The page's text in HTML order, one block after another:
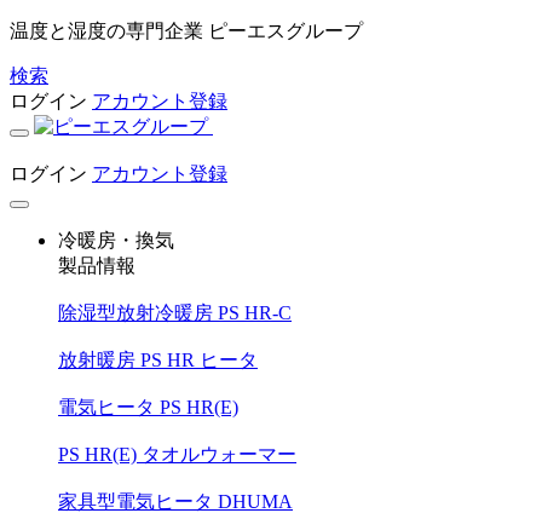
温度と湿度の専門企業 ピーエスグループ
検索
ログイン アカウント登録
ログイン アカウント登録
冷暖房・換気
製品情報
除湿型放射冷暖房 PS HR-C
放射暖房 PS HR ヒータ
電気ヒータ PS HR(E)
PS HR(E) タオルウォーマー
家具型電気ヒータ DHUMA